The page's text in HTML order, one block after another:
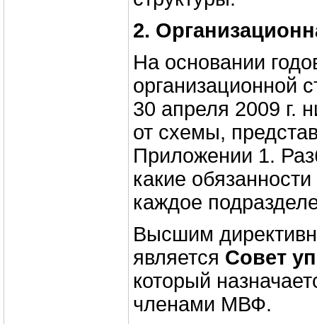
2.
На основании
организационной
30 апреля 2009 г.
от схемы,
Приложении 1.
какие
каждое
Высшим
является Совет
который
членами МВФ.